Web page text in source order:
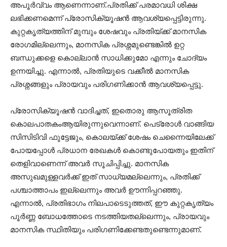
അപൂർവ്വം ആണെന്നാണ്.പ്രതിക്ക് പരമാവധി ശിക്ഷ
ലഭിക്കണമെന്ന് പ്രോസിക്യൂഷൻ ആവശ്യപ്പെട്ടിരുന്നു.
കുറ്റകൃത്യത്തിന് മുമ്പും ശേഷവും പ്രതിയ്ക്ക് മാനസിക
രോഗമില്ലെന്നും, മാനസിക പ്രശ്നമുണ്ടെങ്കിൽ ഉറ്റ
ബന്ധുക്കളെ കൊല്ലാൻ സാധിക്കുമോ എന്നും ചോദ്യം
ഉന്നയിച്ചു. എന്നാൽ, പ്രതിയുടെ വക്കീൽ മാനസിക
പ്രശ്നങ്ങളും പ്രായവും പരിഗണിക്കാൻ ആവശ്യപ്പെട്ടു.
പ്രോസിക്യൂഷൻ വാദിച്ചത്, ഇതൊരു ആസൂത്രിത
കൊലപാതകംആയിരുന്നുവെന്നാണ്. പെട്രോൾ വാങ്ങിയ
സിസിടിവി ഫുട്ടേജും, കൊലയ്ക്ക് ശേഷം ചെന്നൈയിലേക്ക്
പോയപ്പോൾ പ്രധാന രേഖകൾ കൊണ്ടുപോയതും ഇതിന്
തെളിവാണെന്ന് അവർ സൂചിപ്പിച്ചു. മാനസിക
അസുഖമുള്ളവർക്ക് ഇത് സാധ്യമല്ലെന്നും, പ്രതിക്ക്
പശ്ചാത്താപം ഇല്ലെന്നും അവർ ഊന്നിപ്പറഞ്ഞു.
എന്നാൽ, പ്രതിഭാഗം നിലപാടെടുത്തത്, ഈ കുറ്റകൃത്യം
പൂർണ്ണ ബോധത്തോടെ നടത്തിയതല്ലെന്നും, പ്രായവും
മാനസിക സ്ഥിതിയും പരിഗണിക്കേണ്ടതുണ്ടെന്നുമാണ്.